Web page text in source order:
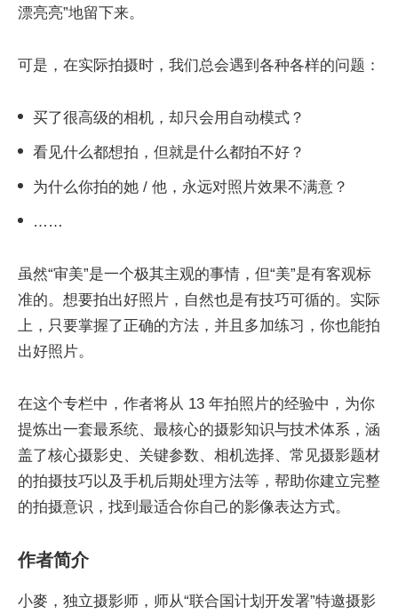
漂亮亮”地留下来。
可是，在实际拍摄时，我们总会遇到各种各样的问题：
买了很高级的相机，却只会用自动模式？
看见什么都想拍，但就是什么都拍不好？
为什么你拍的她 / 他，永远对照片效果不满意？
……
虽然“审美”是一个极其主观的事情，但“美”是有客观标
准的。想要拍出好照片，自然也是有技巧可循的。实际
上，只要掌握了正确的方法，并且多加练习，你也能拍
出好照片。
在这个专栏中，作者将从 13 年拍照片的经验中，为你
提炼出一套最系统、最核心的摄影知识与技术体系，涵
盖了核心摄影史、关键参数、相机选择、常见摄影题材
的拍摄技巧以及手机后期处理方法等，帮助你建立完整
的拍摄意识，找到最适合你自己的影像表达方式。
作者简介
小麥，独立摄影师，师从“联合国计划开发署”特邀摄影